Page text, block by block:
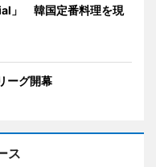
」 韓国定番料理を現
ーグ開幕
ス